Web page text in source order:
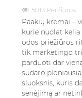
5013 Peržiūros
Paakių kremai –
kurie nuolat
odos priežiūros
tik marketingo
parduoti dar
sudaro
sluoksnis, kuris
senėjimą ar